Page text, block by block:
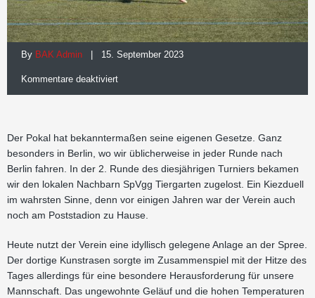
By BAK Admin | 15. September 2023
Kommentare deaktiviertfür
Der Pokal hat bekanntermaßen seine eigenen Gesetze. Ganz
besonders in Berlin, wo wir üblicherweise in jeder Runde nach
Berlin fahren. In der 2. Runde des diesjährigen Turniers bekamen
wir den lokalen Nachbarn SpVgg Tiergarten zugelost. Ein Kiezduell
im wahrsten Sinne, denn vor einigen Jahren war der Verein auch
noch am Poststadion zu Hause.
Heute nutzt der Verein eine idyllisch gelegene Anlage an der Spree.
Der dortige Kunstrasen sorgte im Zusammenspiel mit der Hitze des
Tages allerdings für eine besondere Herausforderung für unsere
Mannschaft. Das ungewohnte Geläuf und die hohen Temperaturen